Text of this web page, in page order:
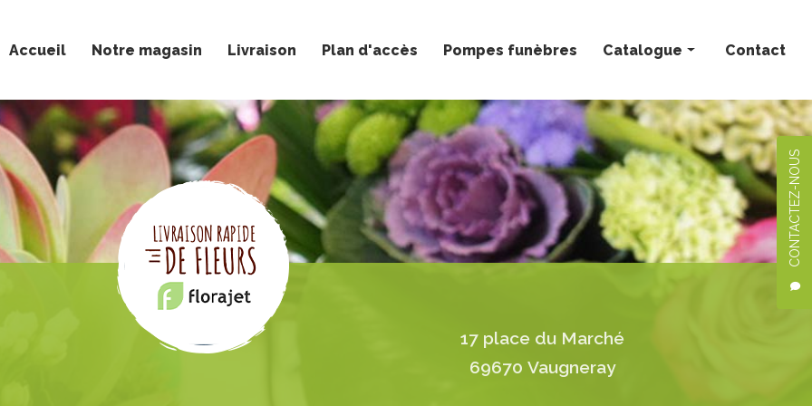
CONTACTEZ-NOUS
Accueil Notre magasin Livraison Plan d'accès Pompes funèbres Catalogue
Bouquets personnalisés
Compositions florales
Deuil
Mariage
Plantes
Contact
17 place du Marché
69670 Vaugneray